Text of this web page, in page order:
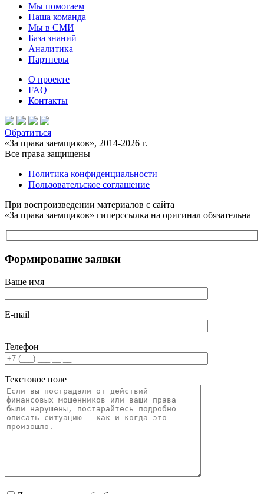
Мы помогаем
Наша команда
Мы в СМИ
База знаний
Аналитика
Партнеры
О проекте
FAQ
Контакты
Обратиться
«За права заемщиков», 2014-2026 г.
Все права защищены
Политика конфиденциальности
Пользовательское соглашение
При воспроизведении материалов с сайта
«За права заемщиков» гиперссылка на оригинал обязательна
Формирование заявки
Ваше имя
E-mail
Телефон
Текстовое поле